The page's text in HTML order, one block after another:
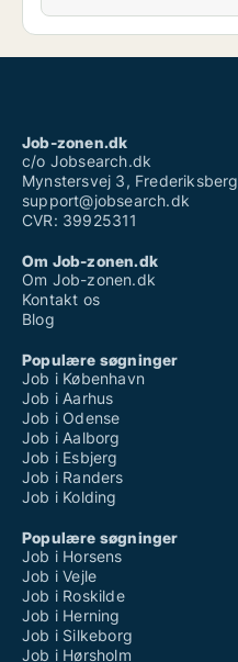
Job-zonen.dk
c/o Jobsearch.dk
Mynstersvej 3, Frederiksberg
support@jobsearch.dk
CVR: 39925311
Om Job-zonen.dk
Om Job-zonen.dk
Kontakt os
Blog
Populære søgninger
Job i København
Job i Aarhus
Job i Odense
Job i Aalborg
Job i Esbjerg
Job i Randers
Job i Kolding
Populære søgninger
Job i Horsens
Job i Vejle
Job i Roskilde
Job i Herning
Job i Silkeborg
Job i Hørsholm